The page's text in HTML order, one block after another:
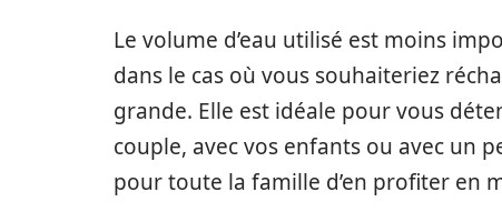
Le volume d’eau utilisé est moins
dans le cas où vous souhaiteriez
grande. Elle est idéale pour vous
couple, avec vos enfants ou avec un
pour toute la famille d’en profiter en